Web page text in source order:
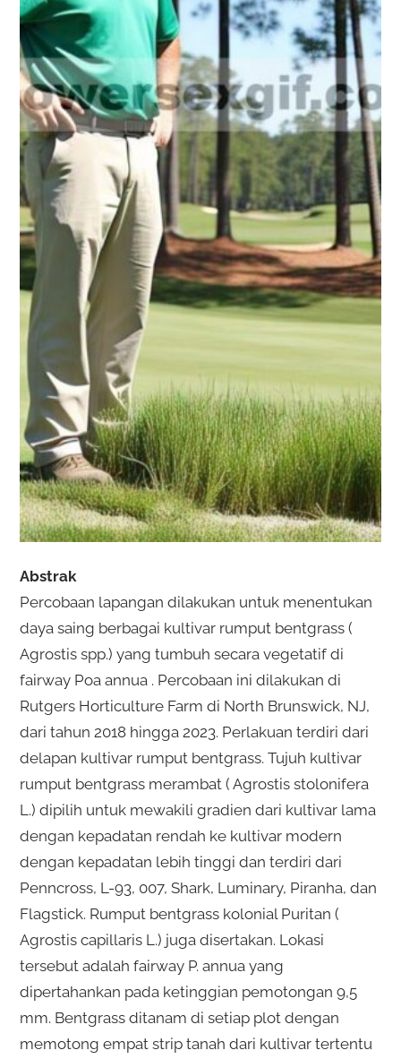
Abstrak
Percobaan lapangan dilakukan untuk menentukan
daya saing berbagai kultivar rumput bentgrass (
Agrostis spp.) yang tumbuh secara vegetatif di
fairway Poa annua . Percobaan ini dilakukan di
Rutgers Horticulture Farm di North Brunswick, NJ,
dari tahun 2018 hingga 2023. Perlakuan terdiri dari
delapan kultivar rumput bentgrass. Tujuh kultivar
rumput bentgrass merambat ( Agrostis stolonifera
L.) dipilih untuk mewakili gradien dari kultivar lama
dengan kepadatan rendah ke kultivar modern
dengan kepadatan lebih tinggi dan terdiri dari
Penncross, L-93, 007, Shark, Luminary, Piranha, dan
Flagstick. Rumput bentgrass kolonial Puritan (
Agrostis capillaris L.) juga disertakan. Lokasi
tersebut adalah fairway P. annua yang
dipertahankan pada ketinggian pemotongan 9,5
mm. Bentgrass ditanam di setiap plot dengan
memotong empat strip tanah dari kultivar tertentu